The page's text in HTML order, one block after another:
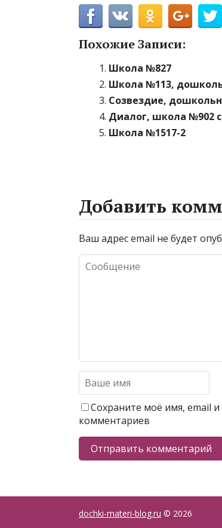
Похожие Записи:
Школа №827
Школа №113,
Созвездие,
Диалог, школа №902
Школа №1517-2
Добавить
Ваш адрес email не будет
Сохраните моё имя, email
комментариев
dochki-materi-blog.ru © 2026